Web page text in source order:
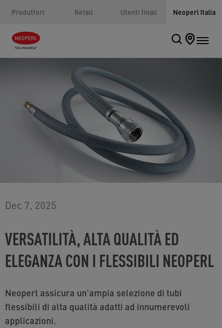
Produttori Retail Utenti finali Neoperl Italia
Dec 7, 2025
VERSATILITÀ, ALTA QUALITÀ ED
ELEGANZA CON I FLESSIBILI NEOPERL
Neoperl assicura un'ampia selezione di tubi
flessibili di alta qualità adatti ad innumerevoli
applicazioni.